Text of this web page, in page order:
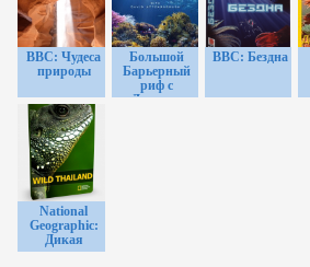
BBC: Чудеса
природы
Большой
Барьерный
риф с
Дэвидом
BBC: Бездна
National
Geographic:
Дикая
природа